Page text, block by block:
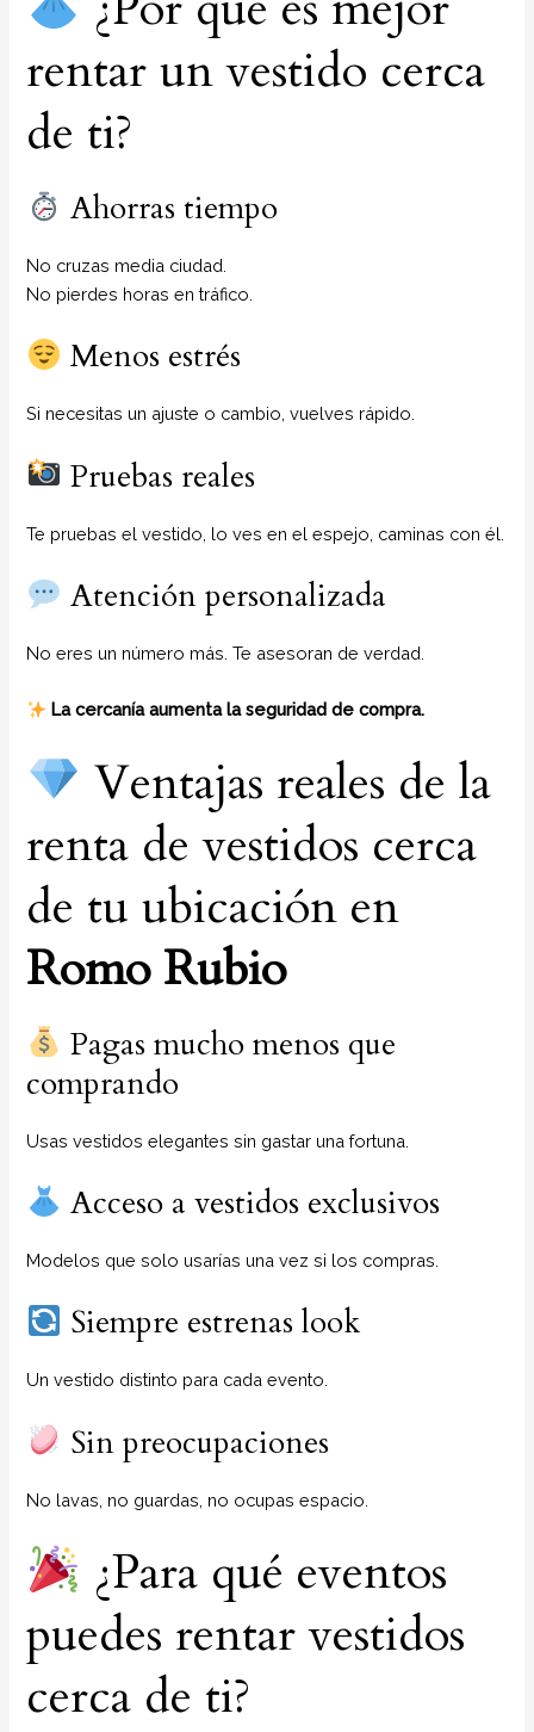
rentar un vestido cerca
de ti?
Ahorras tiempo
No cruzas media ciudad.
No pierdes horas en tráfico.
Menos estrés
Si necesitas un ajuste o cambio, vuelves rápido.
Pruebas reales
Te pruebas el vestido, lo ves en el espejo, caminas con él.
Atención personalizada
No eres un número más. Te asesoran de verdad.
La cercanía aumenta la seguridad de compra.
Ventajas reales de la
renta de vestidos cerca
de tu ubicación en
Romo Rubio
Pagas mucho menos que
comprando
Usas vestidos elegantes sin gastar una fortuna.
Acceso a vestidos exclusivos
Modelos que solo usarías una vez si los compras.
Siempre estrenas look
Un vestido distinto para cada evento.
Sin preocupaciones
No lavas, no guardas, no ocupas espacio.
¿Para qué eventos
puedes rentar vestidos
cerca de ti?